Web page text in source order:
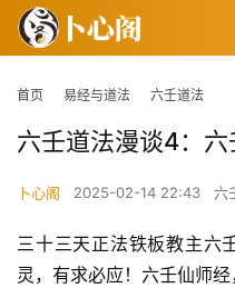
首页 易经与道法 六壬道法
六壬道法漫谈4：
卜心阁 2025-02-14 22:43 六
三十三天正法铁板教主六
灵，有求必应！六壬仙师